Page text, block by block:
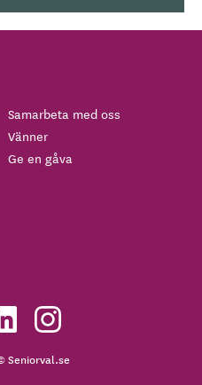
Samarbeta med oss
Vänner
Ge en gåva
Seniorval.se